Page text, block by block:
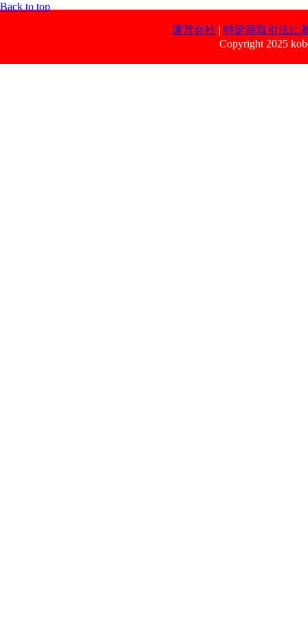
Back to top
運営会社 | 特定商取引法に
Copyright 2025